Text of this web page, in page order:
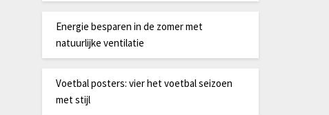
Energie besparen in de zomer met
natuurlijke ventilatie
Voetbal posters: vier het voetbal seizoen
met stijl